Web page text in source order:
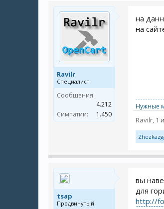
Ravilr
Специалист
Сообщения:
4.212
Симпатии:
1.450
на
на
Нужные
Ravilr, 1
tsap
Продвинутый
вы
для
http://